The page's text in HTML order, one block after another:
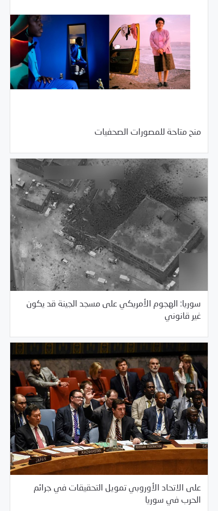
منح متاحة للمصورات الصحفيات
سوريا: الهجوم الأمريكي على مسجد الجينة قد يكون
غير قانوني
04/20/2017 مرصد الانتهاكات
على الاتحاد الأوروبي تمويل التحقيقات في جرائم
الحرب في سوريا
04/20/2017 مرصد الانتهاكات